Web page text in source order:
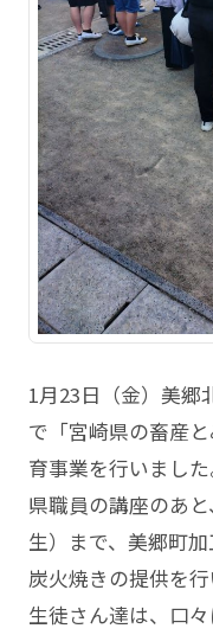
1月23日（金）美郷
で「宮崎県の畜産
育事業を行いました
県職員の講座のあ
生）まで、美郷町
炭火焼きの提供を行
生徒さん達は、口